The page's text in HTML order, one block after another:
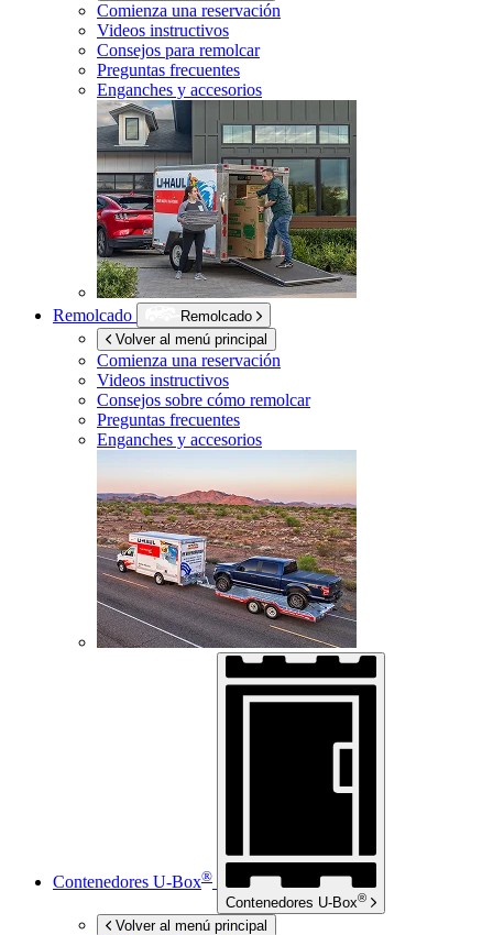
Comienza una reservación
Videos instructivos
Consejos para remolcar
Preguntas frecuentes
Enganches y accesorios
Remolcado
Remolcado
Volver al menú principal
Comienza una reservación
Videos instructivos
Consejos sobre cómo remolcar
Preguntas frecuentes
Enganches y accesorios
Contenedores U-Box®
Contenedores U-Box®
Volver al menú principal